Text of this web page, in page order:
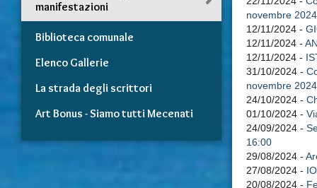
manifestazioni
Biblioteca comunale
Elenco Gallerie
La strada degli scrittori
Art Bonus - Siamo tutti Mecenati
novembre
12/11/2024 -
12/11/2024 -
12/11/2024 -
31/10/2024 -
novembre
24/10/2024 -
01/10/2024 -
24/09/2024 -
16:00
29/08/2024 -
27/08/2024 -
20/08/2024 -